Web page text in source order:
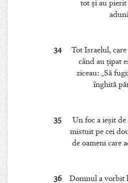
tot şi au
34
Tot Israelul,
când au ţipat
ziceau: „Să
înghită
35
Un foc a ieşit
mistuit pe cei
de oameni care
36 Domnul a vorbit